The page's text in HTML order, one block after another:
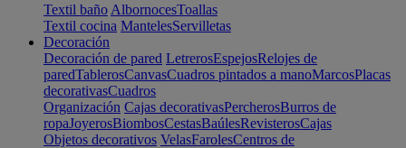
Textil baño AlbornocesToallas
Textil cocina MantelesServilletas
Decoración
Decoración de pared LetrerosEspejosRelojes de
paredTablerosCanvasCuadros pintados a manoMarcosPlacas
decorativasCuadros
Organización Cajas decorativasPercherosBurros de
ropaJoyerosBiombosCestasBaúlesRevisterosCajas
Objetos decorativos VelasFarolesCentros de